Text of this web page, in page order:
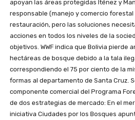
apoyan las áreas protegidas Iténez y
responsable (manejo y comercio
restauración, pero las soluciones
acciones en todos los niveles de la
objetivos. WWF indica que Bolivia pierde
hectáreas de bosque debido a la tala
correspondiendo el 75 por ciento de la
formas al departamento de Santa Cruz.
componente comercial del Programa
de dos estrategias de mercado: En el
iniciativa Ciudades por los Bosques